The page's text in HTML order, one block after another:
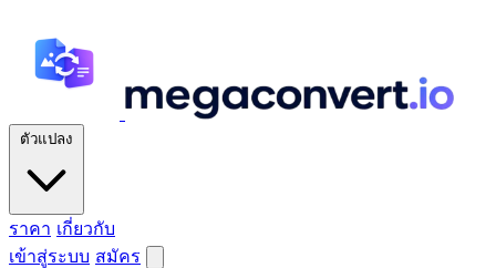
ตัวแปลง
ราคา เกี่ยวกับ
เข้าสู่ระบบ สมัคร